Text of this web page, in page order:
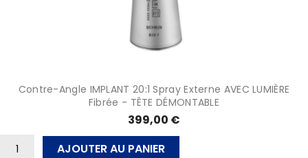
Contre-Angle IMPLANT 20:1 Spray Externe AVEC LUMIÈRE
Fibrée - TÊTE DÉMONTABLE
399,00 €
AJOUTER AU PANIER